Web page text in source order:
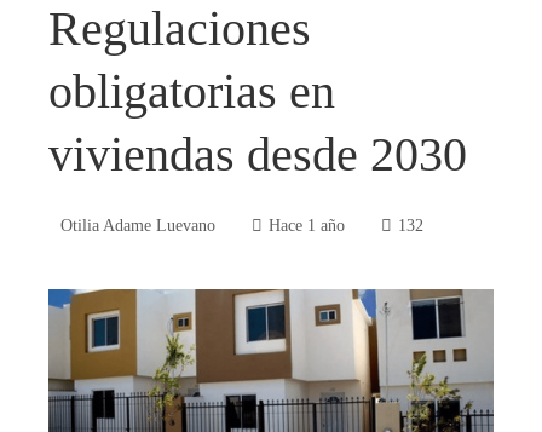
Regulaciones
obligatorias en
viviendas desde 2030
Otilia Adame Luevano Hace 1 año 132